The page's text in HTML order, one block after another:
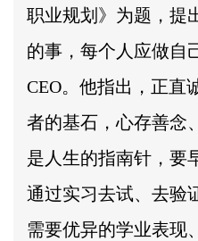
职业规划》为题，提
的事，每个人应做自
CEO。他指出，正直
者的基石，心存善念
是人生的指南针，要
通过实习去试、去验
需要优异的学业表现